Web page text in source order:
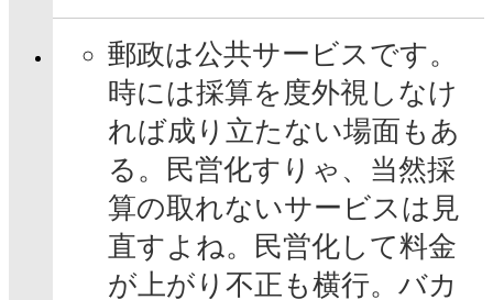
郵政は公共サービスです。
時には採算を度外視しなけ
れば成り立たない場面もあ
る。民営化すりゃ、当然採
算の取れないサービスは見
直すよね。民営化して料金
が上がり不正も横行。バカ